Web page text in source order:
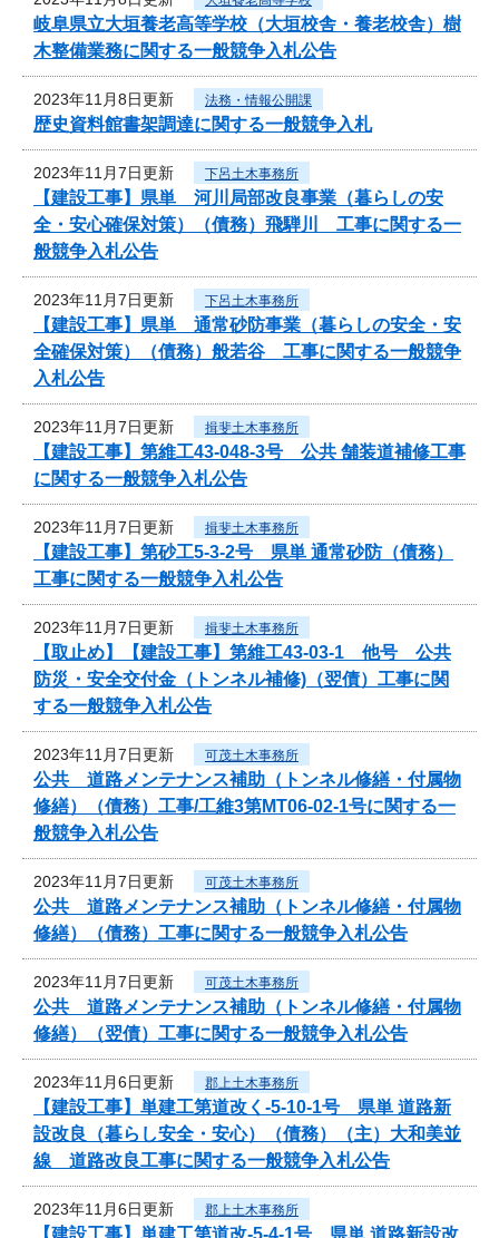
岐阜県立大垣養老高等学校（大垣校舎・養老校舎）樹
木整備業務に関する一般競争入札公告
2023年11月8日更新 法務・情報公開課
歴史資料館書架調達に関する一般競争入札
2023年11月7日更新 下呂土木事務所
【建設工事】県単 河川局部改良事業（暮らしの安
全・安心確保対策）（債務）飛騨川 工事に関する一
般競争入札公告
2023年11月7日更新 下呂土木事務所
【建設工事】県単 通常砂防事業（暮らしの安全・安
全確保対策）（債務）般若谷 工事に関する一般競争
入札公告
2023年11月7日更新 揖斐土木事務所
【建設工事】第維工43-048-3号 公共 舗装道補修工事
に関する一般競争入札公告
2023年11月7日更新 揖斐土木事務所
【建設工事】第砂工5-3-2号 県単 通常砂防（債務）
工事に関する一般競争入札公告
2023年11月7日更新 揖斐土木事務所
【取止め】【建設工事】第維工43-03-1 他号 公共
防災・安全交付金（トンネル補修)（翌債）工事に関
する一般競争入札公告
2023年11月7日更新 可茂土木事務所
公共 道路メンテナンス補助（トンネル修繕・付属物
修繕）（債務）工事/工維3第MT06-02-1号に関する一
般競争入札公告
2023年11月7日更新 可茂土木事務所
公共 道路メンテナンス補助（トンネル修繕・付属物
修繕）（債務）工事に関する一般競争入札公告
2023年11月7日更新 可茂土木事務所
公共 道路メンテナンス補助（トンネル修繕・付属物
修繕）（翌債）工事に関する一般競争入札公告
2023年11月6日更新 郡上土木事務所
【建設工事】単建工第道改く-5-10-1号 県単 道路新
設改良（暮らし安全・安心）（債務）（主）大和美並
線 道路改良工事に関する一般競争入札公告
2023年11月6日更新 郡上土木事務所
【建設工事】単建工第道改-5-4-1号 県単 道路新設改